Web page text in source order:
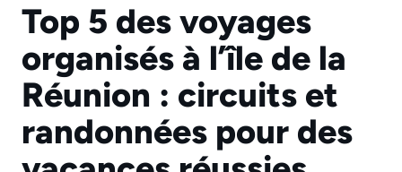
Top 5 des voyages
organisés à l’île de la
Réunion : circuits et
randonnées pour des